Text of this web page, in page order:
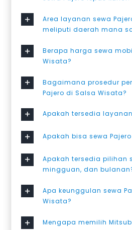
Area layanan sewa
meliputi daerah mana
Berapa harga sewa
Wisata?
Bagaimana prosedur
Pajero di Salsa Wisata?
Apakah tersedia
Apakah bisa sewa
Apakah tersedia pilihan
mingguan, dan
Apa keunggulan sewa
Wisata?
Mengapa memilih